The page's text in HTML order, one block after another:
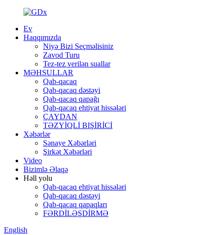
Ev
Haqqımızda
Niyə Bizi Seçməlisiniz
Zavod Turu
Tez-tez verilən suallar
MƏHSULLAR
Qab-qacaq
Qab-qacaq dəstəyi
Qab-qacaq qapağı
Qab-qacaq ehtiyat hissələri
ÇAYDAN
TƏZYİQLİ BIŞİRİCİ
Xəbərlər
Sənaye Xəbərləri
Şirkət Xəbərləri
Video
Bizimlə Əlaqə
Həll yolu
Qab-qacaq ehtiyat hissələri
Qab-qacaq dəstəyi
Qab-qacaq qapaqları
FƏRDİLƏŞDİRMƏ
English